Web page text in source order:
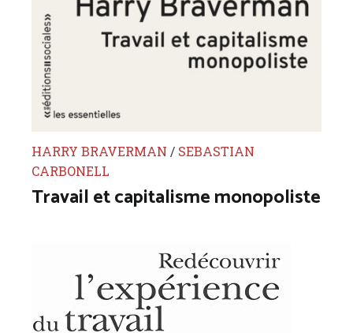
HARRY BRAVERMAN / SEBASTIAN
CARBONELL
Travail et capitalisme monopoliste